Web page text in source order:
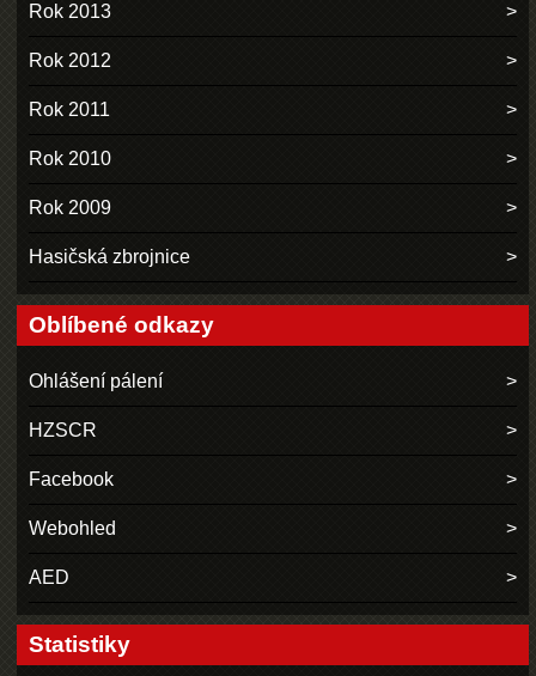
Rok 2013
Rok 2012
Rok 2011
Rok 2010
Rok 2009
Hasičská zbrojnice
Oblíbené odkazy
Ohlášení pálení
HZSCR
Facebook
Webohled
AED
Statistiky